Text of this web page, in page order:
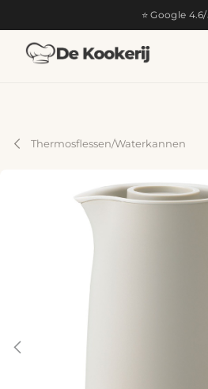
⭐ Google
Thermosflessen/Waterkannen